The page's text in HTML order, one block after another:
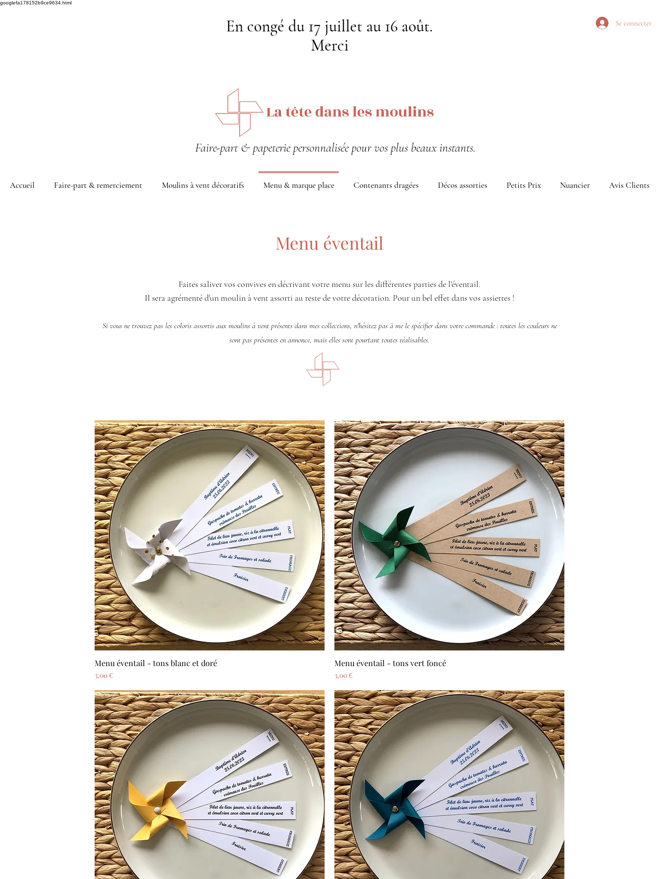
googlefa178152b9ce9634.html
En congé du 17 juillet au 16 août.
Merci
Se connecter
Faire-part & papeterie personnalisée pour vos plus beaux instants.
Accueil Faire-part & remerciement Moulins à vent décoratifs Menu & marque place Contenants dragées Décos assorties Petits Prix Nuancier Avis Clients
Menu éventail
Faites saliver vos convives en décrivant votre menu sur les différentes parties de l'éventail.
Il sera agrémenté d'un moulin à vent assorti au reste de votre décoration. Pour un bel effet dans vos assiettes !
Si vous ne trouvez pas les coloris assortis aux moulins à vent présents dans mes collections, n'hésitez pas à me le spécifier dans votre commande : toutes les couleurs ne
sont pas présentes en annonce, mais elles sont pourtant toutes réalisables.
Aperçu rapide
Menu éventail - tons blanc et doré
Prix
3,00 €
Aperçu rapide
Menu éventail - tons vert foncé
Prix
3,00 €